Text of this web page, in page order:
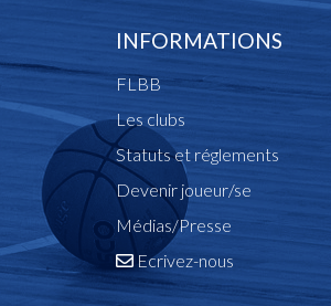
INFORMATIONS
FLBB
Les clubs
Statuts et réglements
Devenir joueur/se
Médias/Presse
Ecrivez-nous